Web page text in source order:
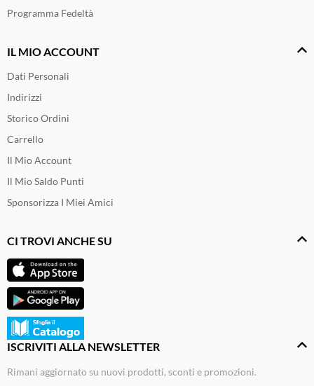
Programma Fedeltà
IL MIO ACCOUNT
Dati Personali
Indirizzi
Storico Ordini
Carrello
Il Mio Account
Il Mio Saldo Punti
Sponsorizza I Miei Amici
CI TROVI ANCHE SU
ISCRIVITI ALLA NEWSLETTER
Rimani aggiornato su nuovi prodotti, sconti e promozioni.